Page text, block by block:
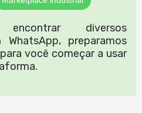
diversos
WhatsApp, preparamos
você começar a usar